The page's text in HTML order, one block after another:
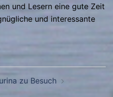
und Lesern eine gute Zeit
und interessante
zu Besuch